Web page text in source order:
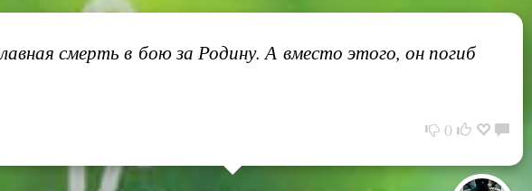
смерть в бою за Родину. А вместо этого, он погиб
0